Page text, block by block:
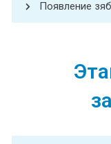
Появление